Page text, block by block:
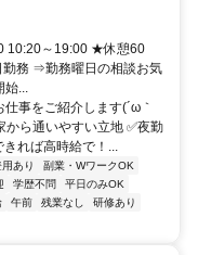
」より徒歩20分
10:20～19:00 ★休憩60
務 ⇒勤務曜日の相談お気
...
事をご紹介します(´ω｀
ら通いやすい立地 ✅夜勤
れば高時給で！...
あり
副業・WワークOK
学歴不問
平日のみOK
午前 残業なし
研修あり